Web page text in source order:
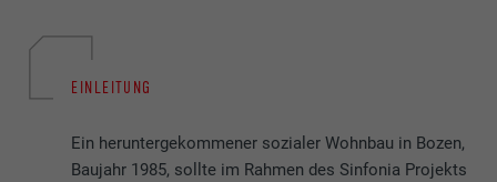
EINLEITUNG
Ein heruntergekommener sozialer Wohnbau in Bozen,
Baujahr 1985, sollte im Rahmen des Sinfonia Projekts